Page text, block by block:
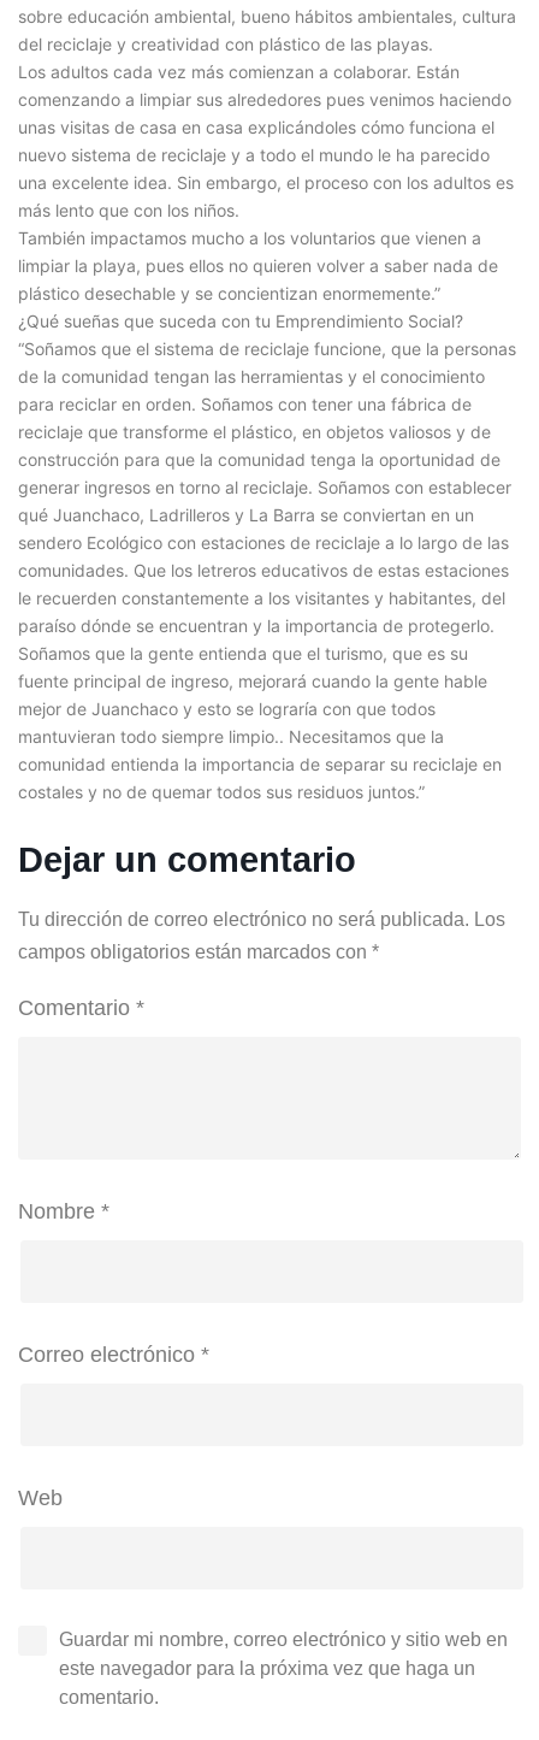
sobre educación ambiental, bueno hábitos ambientales, cultura
del reciclaje y creatividad con plástico de las playas.
Los adultos cada vez más comienzan a colaborar. Están
comenzando a limpiar sus alrededores pues venimos haciendo
unas visitas de casa en casa explicándoles cómo funciona el
nuevo sistema de reciclaje y a todo el mundo le ha parecido
una excelente idea. Sin embargo, el proceso con los adultos es
más lento que con los niños.
También impactamos mucho a los voluntarios que vienen a
limpiar la playa, pues ellos no quieren volver a saber nada de
plástico desechable y se concientizan enormemente.”
¿Qué sueñas que suceda con tu Emprendimiento Social?
“Soñamos que el sistema de reciclaje funcione, que la personas
de la comunidad tengan las herramientas y el conocimiento
para reciclar en orden. Soñamos con tener una fábrica de
reciclaje que transforme el plástico, en objetos valiosos y de
construcción para que la comunidad tenga la oportunidad de
generar ingresos en torno al reciclaje. Soñamos con establecer
qué Juanchaco, Ladrilleros y La Barra se conviertan en un
sendero Ecológico con estaciones de reciclaje a lo largo de las
comunidades. Que los letreros educativos de estas estaciones
le recuerden constantemente a los visitantes y habitantes, del
paraíso dónde se encuentran y la importancia de protegerlo.
Soñamos que la gente entienda que el turismo, que es su
fuente principal de ingreso, mejorará cuando la gente hable
mejor de Juanchaco y esto se lograría con que todos
mantuvieran todo siempre limpio.. Necesitamos que la
comunidad entienda la importancia de separar su reciclaje en
costales y no de quemar todos sus residuos juntos.”
Dejar un comentario
Tu dirección de correo electrónico no será publicada. Los
campos obligatorios están marcados con *
Comentario *
Nombre *
Correo electrónico *
Web
Guardar mi nombre, correo electrónico y sitio web en
este navegador para la próxima vez que haga un
comentario.